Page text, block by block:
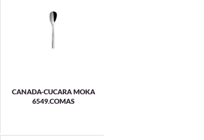
CANADA-CUCARA MOKA
6549.COMAS